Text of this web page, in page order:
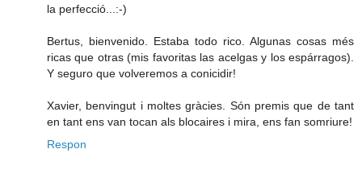
la perfecció...:-)
Bertus, bienvenido. Estaba todo rico. Algunas cosas més
ricas que otras (mis favoritas las acelgas y los espárragos).
Y seguro que volveremos a conicidir!
Xavier, benvingut i moltes gràcies. Són premis que de tant
en tant ens van tocan als blocaires i mira, ens fan somriure!
Respon